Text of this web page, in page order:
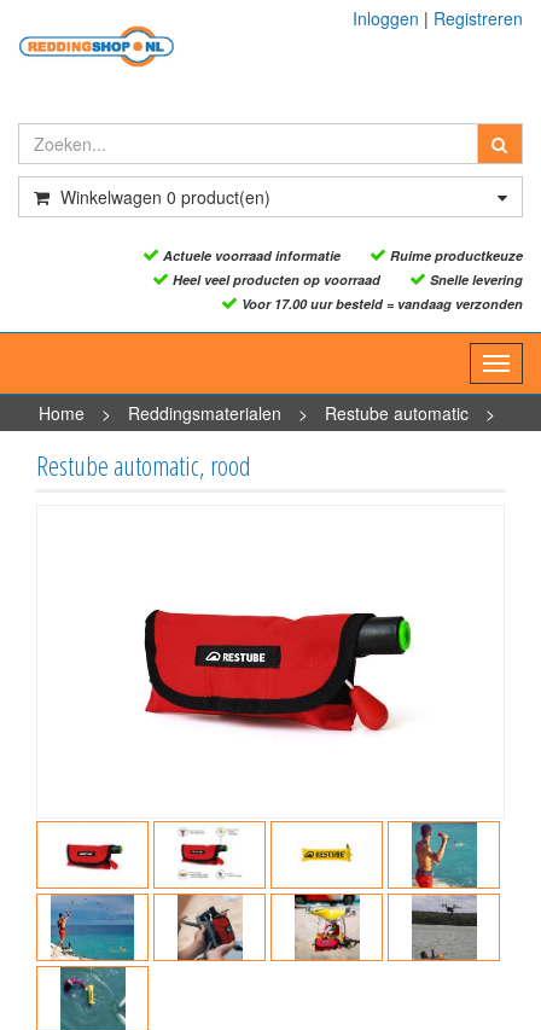
Inloggen | Registreren
Winkelwagen 0 product(en)
Actuele voorraad informatie
Ruime productkeuze
Heel veel producten op voorraad
Snelle levering
Voor 17.00 uur besteld = vandaag verzonden
Home
> Reddingsmaterialen > Restube automatic
>
Restube automatic, rood
Restube automatic, rood